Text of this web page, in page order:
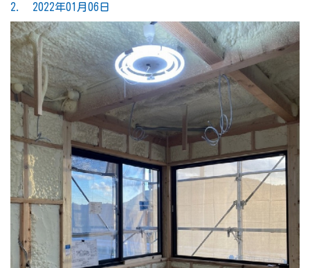
2. 2022年01月06日